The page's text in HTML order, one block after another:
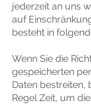
jederzeit an uns
auf
besteht in
Wenn Sie die
gespeicherten
Daten bestreiten,
Regel Zeit, um